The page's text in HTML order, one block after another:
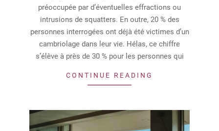
préoccupée par d’éventuelles effractions ou
intrusions de squatters. En outre, 20 % des
personnes interrogées ont déjà été victimes d’un
cambriolage dans leur vie. Hélas, ce chiffre
s’élève à près de 30 % pour les personnes qui
CONTINUE READING